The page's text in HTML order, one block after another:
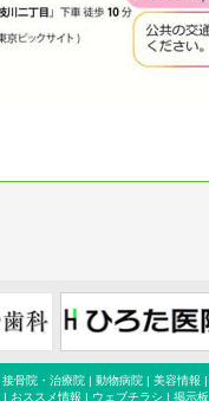
接骨院・治療院| 動物病院| 美容情報 |
| おススメ情報 | ウェブチラシ | 掲示板